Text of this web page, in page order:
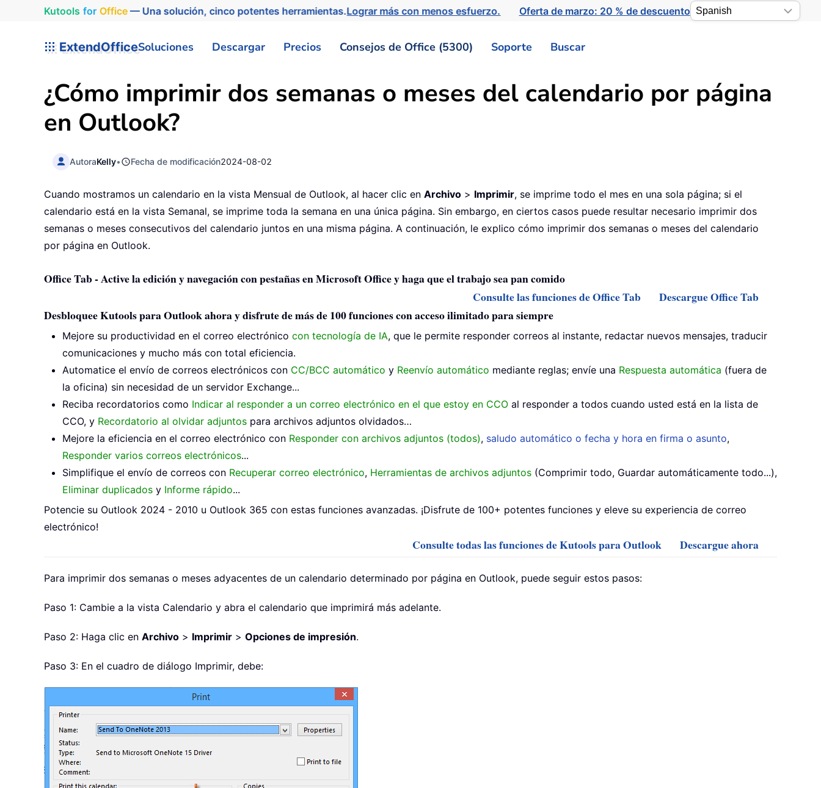
Kutools for Office— Una solución, cinco potentes herramientas.Lograr más con menos esfuerzo. Oferta de marzo: 20 % de descuento
ExtendOfficeSoluciones Descargar Precios Consejos de Office (5300) Soporte Buscar
¿Cómo imprimir dos semanas o meses del calendario por página
en Outlook?
AutoraKelly• Fecha de modificación2024-08-02
Cuando mostramos un calendario en la vista Mensual de Outlook, al hacer clic en Archivo > Imprimir, se imprime todo el mes en una sola página; si el
calendario está en la vista Semanal, se imprime toda la semana en una única página. Sin embargo, en ciertos casos puede resultar necesario imprimir dos
semanas o meses consecutivos del calendario juntos en una misma página. A continuación, le explico cómo imprimir dos semanas o meses del calendario
por página en Outlook.
Office Tab - Active la edición y navegación con pestañas en Microsoft Office y haga que el trabajo sea pan comido
Consulte las funciones de Office Tab
Descargue Office Tab
Desbloquee Kutools para Outlook ahora y disfrute de más de 100 funciones con acceso ilimitado para siempre
Mejore su productividad en el correo electrónico con tecnología de IA, que le permite responder correos al instante, redactar nuevos mensajes, traducir
comunicaciones y mucho más con total eficiencia.
Automatice el envío de correos electrónicos con CC/BCC automático y Reenvío automático mediante reglas; envíe una Respuesta automática (fuera de
la oficina) sin necesidad de un servidor Exchange...
Reciba recordatorios como Indicar al responder a un correo electrónico en el que estoy en CCO al responder a todos cuando usted está en la lista de
CCO, y Recordatorio al olvidar adjuntos para archivos adjuntos olvidados…
Mejore la eficiencia en el correo electrónico con Responder con archivos adjuntos (todos), saludo automático o fecha y hora en firma o asunto,
Responder varios correos electrónicos...
Simplifique el envío de correos con Recuperar correo electrónico, Herramientas de archivos adjuntos (Comprimir todo, Guardar automáticamente todo...),
Eliminar duplicados y Informe rápido...
Potencie su Outlook 2024 - 2010 u Outlook 365 con estas funciones avanzadas. ¡Disfrute de 100+ potentes funciones y eleve su experiencia de correo
electrónico!
Consulte todas las funciones de Kutools para Outlook Descargue ahora
Para imprimir dos semanas o meses adyacentes de un calendario determinado por página en Outlook, puede seguir estos pasos:
Paso 1: Cambie a la vista Calendario y abra el calendario que imprimirá más adelante.
Paso 2: Haga clic en Archivo > Imprimir > Opciones de impresión.
Paso 3: En el cuadro de diálogo Imprimir, debe: